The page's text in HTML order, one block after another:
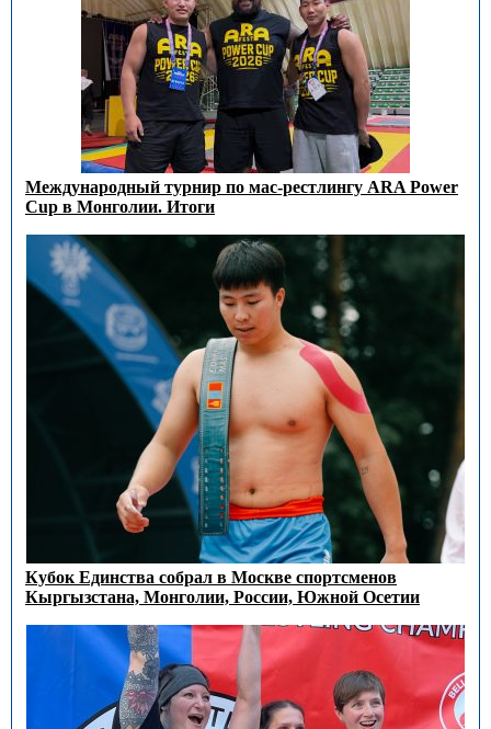
Международный турнир по мас-рестлингу ARA Power
Cup в Монголии. Итоги
Кубок Единства собрал в Москве спортсменов
Кыргызстана, Монголии, России, Южной Осетии